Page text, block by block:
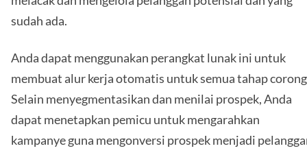
sudah ada.
Anda dapat menggunakan perangkat lunak ini untuk
membuat alur kerja otomatis untuk semua tahap
Selain menyegmentasikan dan menilai prospek, Anda
dapat menetapkan pemicu untuk mengarahkan
kampanye guna mengonversi prospek menjadi